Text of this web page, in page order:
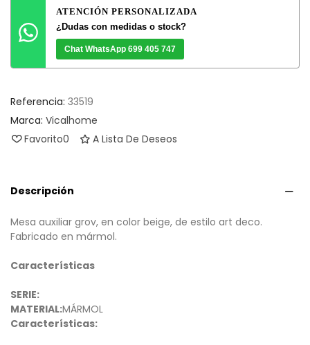
ATENCIÓN PERSONALIZADA
¿Dudas con medidas o stock?
Chat WhatsApp 699 405 747
Referencia: 33519
Marca: Vicalhome
Favorito0 A Lista De Deseos
Descripción
Mesa auxiliar grov, en color beige, de estilo art deco.
Fabricado en mármol.
Características
SERIE:
MATERIAL:MÁRMOL
Características: